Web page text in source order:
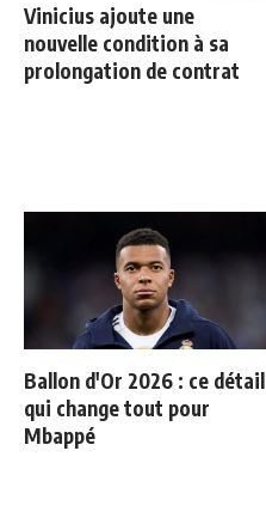
Vinicius ajoute une
nouvelle condition à sa
prolongation de contrat
Ballon d'Or 2026 : ce détail
qui change tout pour
Mbappé